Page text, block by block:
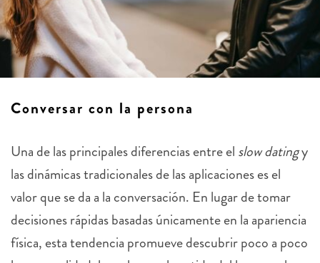
Conversar con la persona
Una de las principales diferencias entre el slow datingy
las dinámicas tradicionales de las aplicaciones es el
valor que se da a la conversación. En lugar de tomar
decisiones rápidas basadas únicamente en la apariencia
física, esta tendencia promueve descubrir poco a poco